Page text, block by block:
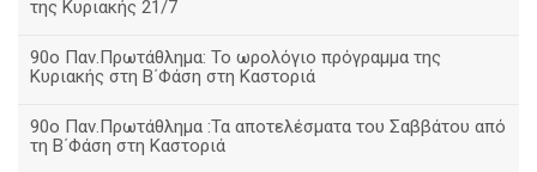
της Κυριακής 21/7
90ο Παν.Πρωτάθλημα: Το ωρολόγιο πρόγραμμα της
Κυριακής στη Β΄Φάση στη Καστοριά
90ο Παν.Πρωτάθλημα :Τα αποτελέσματα του Σαββάτου από
τη Β΄Φάση στη Καστοριά